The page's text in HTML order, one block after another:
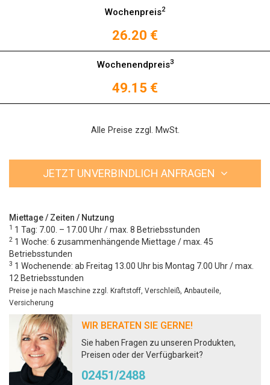
Wochenpreis2
26.20 €
Wochenendpreis3
49.15 €
Alle Preise zzgl. MwSt.
JETZT UNVERBINDLICH ANFRAGEN
Miettage / Zeiten / Nutzung
1 1 Tag: 7.00. – 17.00 Uhr / max. 8 Betriebsstunden
2 1 Woche: 6 zusammenhängende Miettage / max. 45
Betriebsstunden
3 1 Wochenende: ab Freitag 13.00 Uhr bis Montag 7.00 Uhr / max.
12 Betriebsstunden
Preise je nach Maschine zzgl. Kraftstoff, Verschleiß, Anbauteile,
Versicherung
WIR BERATEN SIE GERNE!
Sie haben Fragen zu unseren Produkten,
Preisen oder der Verfügbarkeit?
02451/2488